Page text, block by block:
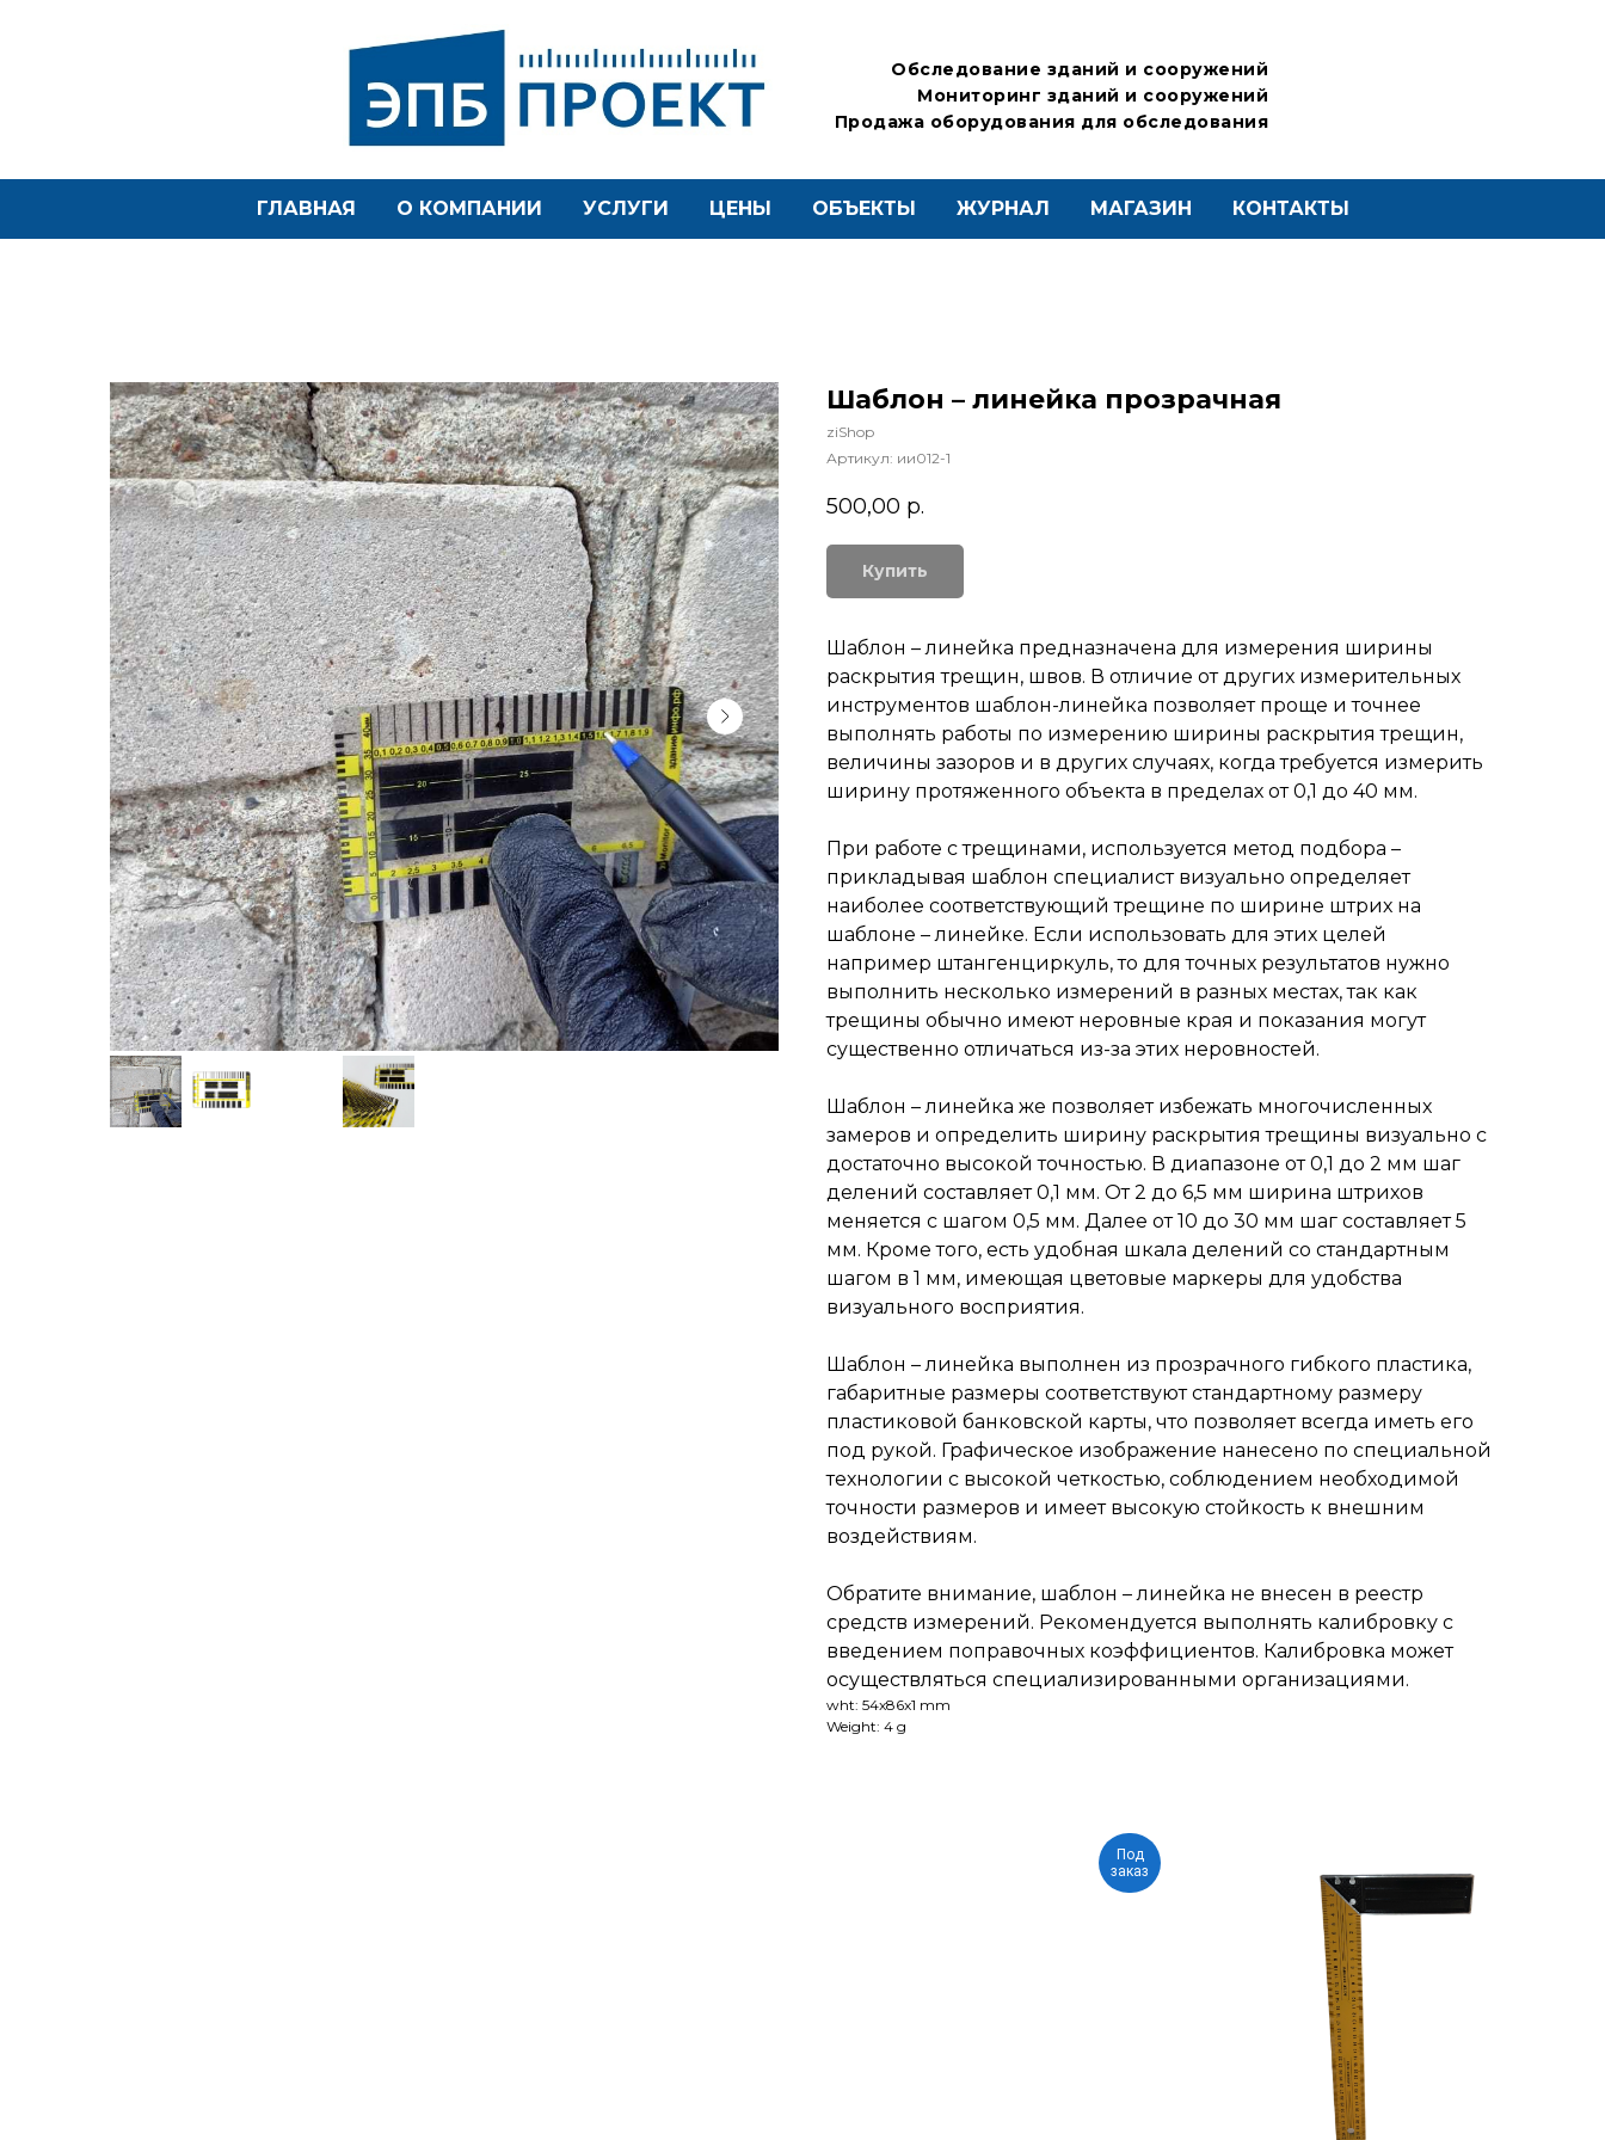
Обследование зданий и сооружений
Мониторинг зданий и сооружений
Продажа оборудования для обследования
ГЛАВНАЯ О КОМПАНИИ УСЛУГИ ЦЕНЫ ОБЪЕКТЫ ЖУРНАЛ МАГАЗИН КОНТАКТЫ
Шаблон – линейка прозрачная
ziShop
Артикул: ии012-1
500,00 р.
Купить
Шаблон – линейка предназначена для измерения ширины
раскрытия трещин, швов. В отличие от других измерительных
инструментов шаблон-линейка позволяет проще и точнее
выполнять работы по измерению ширины раскрытия трещин,
величины зазоров и в других случаях, когда требуется измерить
ширину протяженного объекта в пределах от 0,1 до 40 мм.
При работе с трещинами, используется метод подбора –
прикладывая шаблон специалист визуально определяет
наиболее соответствующий трещине по ширине штрих на
шаблоне – линейке. Если использовать для этих целей
например штангенциркуль, то для точных результатов нужно
выполнить несколько измерений в разных местах, так как
трещины обычно имеют неровные края и показания могут
существенно отличаться из-за этих неровностей.
Шаблон – линейка же позволяет избежать многочисленных
замеров и определить ширину раскрытия трещины визуально с
достаточно высокой точностью. В диапазоне от 0,1 до 2 мм шаг
делений составляет 0,1 мм. От 2 до 6,5 мм ширина штрихов
меняется с шагом 0,5 мм. Далее от 10 до 30 мм шаг составляет 5
мм. Кроме того, есть удобная шкала делений со стандартным
шагом в 1 мм, имеющая цветовые маркеры для удобства
визуального восприятия.
Шаблон – линейка выполнен из прозрачного гибкого пластика,
габаритные размеры соответствуют стандартному размеру
пластиковой банковской карты, что позволяет всегда иметь его
под рукой. Графическое изображение нанесено по специальной
технологии с высокой четкостью, соблюдением необходимой
точности размеров и имеет высокую стойкость к внешним
воздействиям.
Обратите внимание, шаблон – линейка не внесен в реестр
средств измерений. Рекомендуется выполнять калибровку с
введением поправочных коэффициентов. Калибровка может
осуществляться специализированными организациями.
wht: 54x86x1 mm
Weight: 4 g
Под
заказ